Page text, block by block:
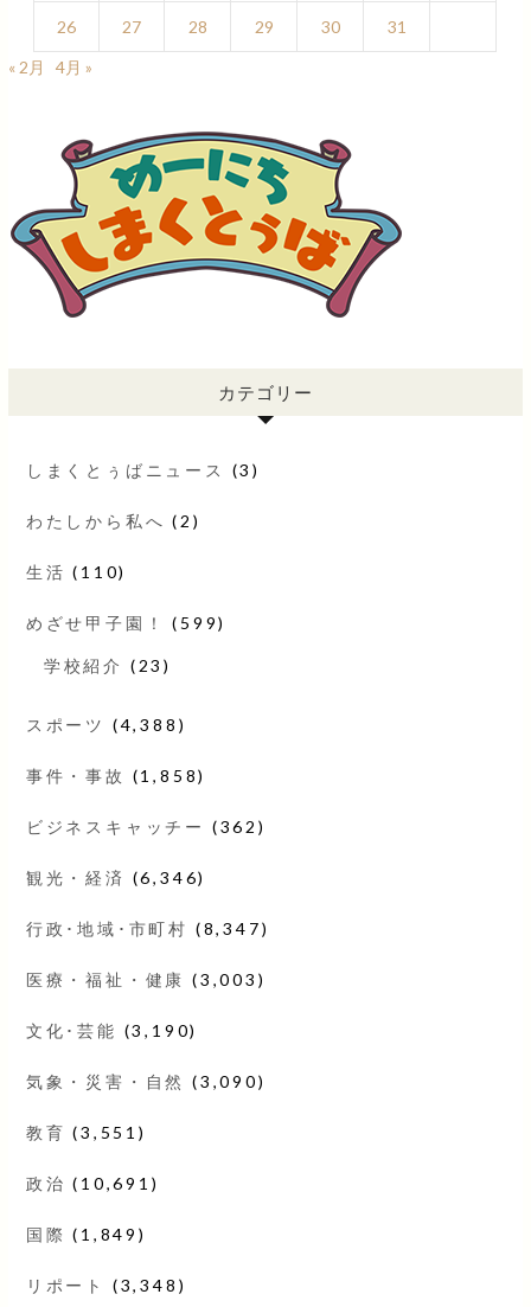
26 27 28 29 30
31
« 2月
4月 »
カテゴリー
しまくとぅばニュース (3)
わたしから私へ (2)
生活 (110)
めざせ甲子園！ (599)
学校紹介 (23)
スポーツ (4,388)
事件・事故 (1,858)
ビジネスキャッチー (362)
観光・経済 (6,346)
行政･地域･市町村 (8,347)
医療・福祉・健康 (3,003)
文化･芸能 (3,190)
気象・災害・自然 (3,090)
教育 (3,551)
政治 (10,691)
国際 (1,849)
リポート (3,348)